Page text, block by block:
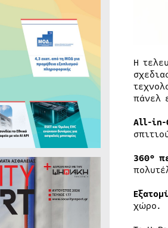
Η
πάνελ
All-in-
360° π
χώρο.